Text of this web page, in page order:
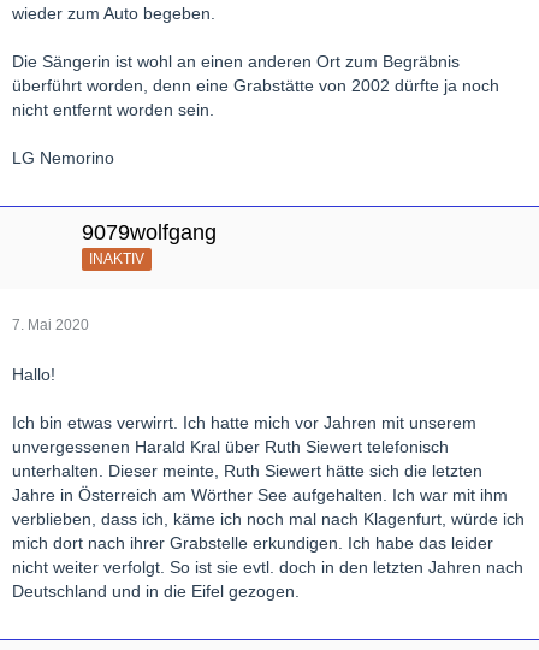
wieder zum Auto begeben.
Die Sängerin ist wohl an einen anderen Ort zum Begräbnis
überführt worden, denn eine Grabstätte von 2002 dürfte ja noch
nicht entfernt worden sein.
LG Nemorino
9079wolfgang
INAKTIV
7. Mai 2020
Hallo!
Ich bin etwas verwirrt. Ich hatte mich vor Jahren mit unserem
unvergessenen Harald Kral über Ruth Siewert telefonisch
unterhalten. Dieser meinte, Ruth Siewert hätte sich die letzten
Jahre in Österreich am Wörther See aufgehalten. Ich war mit ihm
verblieben, dass ich, käme ich noch mal nach Klagenfurt, würde ich
mich dort nach ihrer Grabstelle erkundigen. Ich habe das leider
nicht weiter verfolgt. So ist sie evtl. doch in den letzten Jahren nach
Deutschland und in die Eifel gezogen.